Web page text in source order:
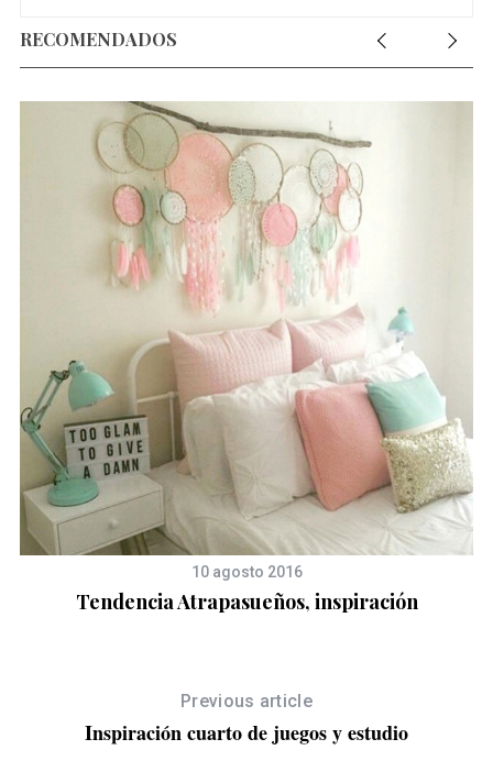
RECOMENDADOS
10 agosto 2016
Tendencia Atrapasueños, inspiración
Previous article
Inspiración cuarto de juegos y estudio